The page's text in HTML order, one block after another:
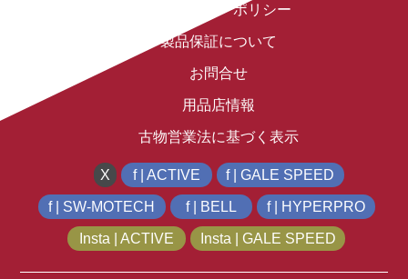
プライバシーポリシー
製品保証について
お問合せ
用品店情報
古物営業法に基づく表示
X f | ACTIVE f | GALE SPEED
f | SW-MOTECH f | BELL f | HYPERPRO
Insta | ACTIVE Insta | GALE SPEED